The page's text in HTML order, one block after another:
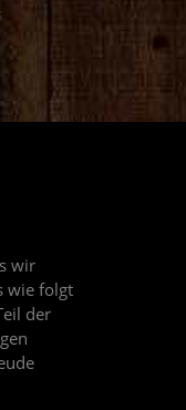
wir
wie folgt
der